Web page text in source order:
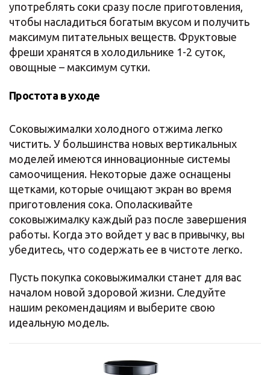
употреблять соки сразу после приготовления,
чтобы насладиться богатым вкусом и получить
максимум питательных веществ. Фруктовые
фреши хранятся в холодильнике 1-2 суток,
овощные – максимум сутки.
Простота в уходе
Соковыжималки холодного отжима легко
чистить. У большинства новых вертикальных
моделей имеются инновационные системы
самоочищения. Некоторые даже оснащены
щетками, которые очищают экран во время
приготовления сока. Ополаскивайте
соковыжималку каждый раз после завершения
работы. Когда это войдет у вас в привычку, вы
убедитесь, что содержать ее в чистоте легко.
Пусть покупка соковыжималки станет для вас
началом новой здоровой жизни. Следуйте
нашим рекомендациям и выберите свою
идеальную модель.